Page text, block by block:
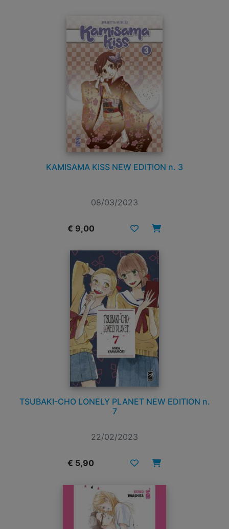
KAMISAMA KISS NEW EDITION n. 3
08/03/2023
€ 9,00
TSUBAKI-CHO LONELY PLANET NEW EDITION n.
7
22/02/2023
€ 5,90